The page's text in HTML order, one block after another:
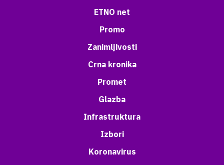
ETNO net
Promo
Zanimljivosti
Crna kronika
Promet
Glazba
Infrastruktura
Izbori
Koronavirus